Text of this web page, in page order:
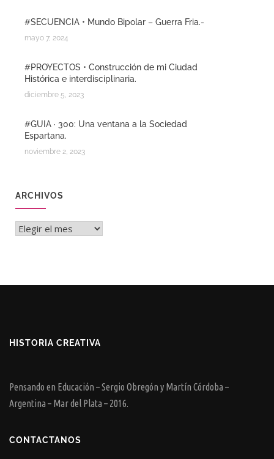
#SECUENCIA • Mundo Bipolar – Guerra Fria.-
mayo 7, 2024
#PROYECTOS • Construcción de mi Ciudad
Histórica e interdisciplinaria.
diciembre 5, 2023
#GUIA · 300: Una ventana a la Sociedad
Espartana.
noviembre 2, 2023
ARCHIVOS
Archivos
HISTORIA CREATIVA
Pensando en Educación – Sergio Obregón y Martín Córdoba –
Argentina – Mar del Plata – 2016.
CONTACTANOS